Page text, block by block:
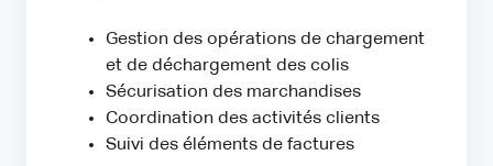
Gestion des opérations de chargement
et de déchargement des colis
Sécurisation des marchandises
Coordination des activités clients
Suivi des éléments de factures